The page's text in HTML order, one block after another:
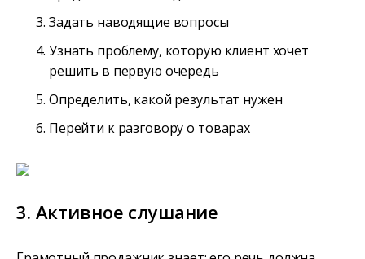
Задать наводящие вопросы
Узнать проблему, которую клиент хочет
решить в первую очередь
Определить, какой результат нужен
Перейти к разговору о товарах
3. Активное слушание